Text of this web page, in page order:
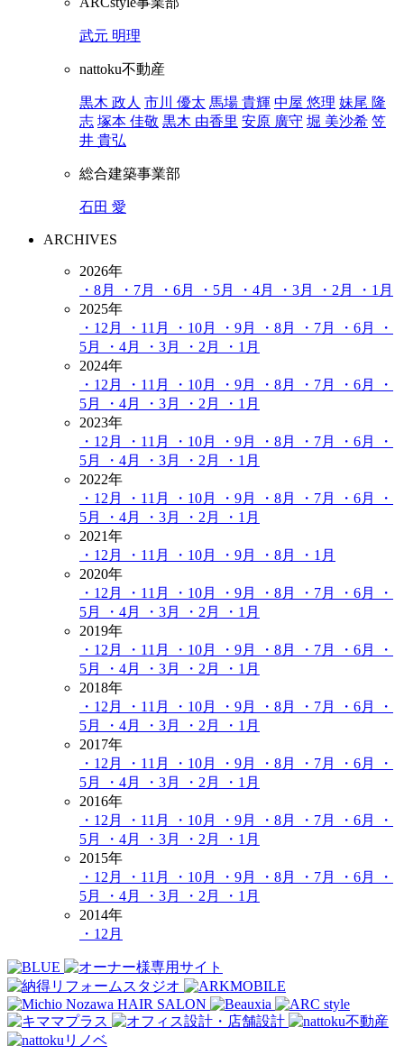
武元 明理
nattoku不動産
黒木 政人 市川 優太 馬場 貴輝 中屋 悠理 妹尾 隆
志 塚本 佳敬 黒木 由香里 安原 廣守 堀 美沙希 笠
井 貴弘
総合建築事業部
石田 愛
ARCHIVES
2026年
・8月
・7月 ・6月 ・5月 ・4月 ・3月 ・2月
・1月
2025年
・12月
・11月 ・10月 ・9月 ・8月 ・7月 ・6月
・
5月
・4月 ・3月 ・2月
・1月
2024年
・12月
・11月 ・10月 ・9月 ・8月 ・7月 ・6月
・
5月
・4月 ・3月 ・2月
・1月
2023年
・12月
・11月 ・10月 ・9月 ・8月 ・7月 ・6月
・
5月
・4月 ・3月 ・2月
・1月
2022年
・12月
・11月 ・10月 ・9月 ・8月 ・7月 ・6月
・
5月
・4月 ・3月 ・2月
・1月
2021年
・12月
・11月 ・10月 ・9月 ・8月
・1月
2020年
・12月
・11月 ・10月 ・9月 ・8月 ・7月 ・6月
・
5月
・4月 ・3月 ・2月
・1月
2019年
・12月
・11月 ・10月 ・9月 ・8月 ・7月 ・6月
・
5月
・4月 ・3月 ・2月
・1月
2018年
・12月
・11月 ・10月 ・9月 ・8月 ・7月 ・6月
・
5月
・4月 ・3月 ・2月
・1月
2017年
・12月
・11月 ・10月 ・9月 ・8月 ・7月 ・6月
・
5月
・4月 ・3月 ・2月
・1月
2016年
・12月
・11月 ・10月 ・9月 ・8月 ・7月 ・6月
・
5月
・4月 ・3月 ・2月
・1月
2015年
・12月
・11月 ・10月 ・9月 ・8月 ・7月 ・6月
・
5月
・4月 ・3月 ・2月
・1月
2014年
・12月